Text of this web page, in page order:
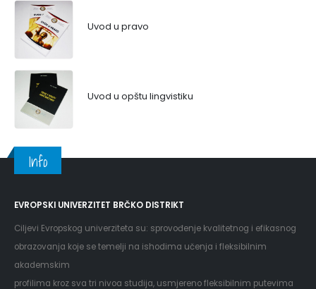
Uvod u pravo
Uvod u opštu lingvistiku
Info
EVROPSKI UNIVERZITET BRČKO DISTRIKT
Ciljevi Evropskog univerziteta su: sprovođenje kvalitetnog i efikasnog
obrazovanja koje se temelji na ishodima učenja i fleksibilnim
akademskim
profilima kroz sva tri nivoa studija, usmjereno fleksibilnim putevima